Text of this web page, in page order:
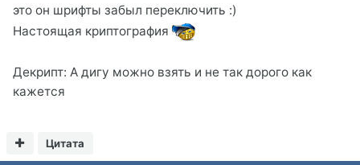
это он шрифты забыл переключить :)
Настоящая криптография
Декрипт: А дигу можно взять и не так дорого как
кажется
Цитата